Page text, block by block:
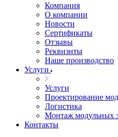
Компания
О компании
Новости
Сертификаты
Отзывы
Реквизиты
Наше производство
Услуги
Услуги
Проектирование
Логистика
Монтаж модульных
Контакты